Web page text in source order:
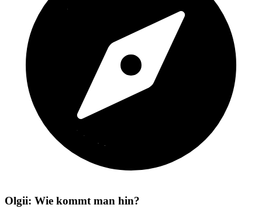
Olgii: Wie kommt man hin?